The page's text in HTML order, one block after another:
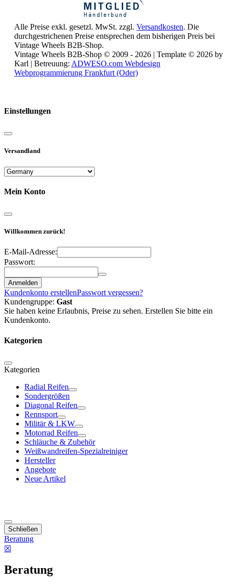
Alle Preise exkl. gesetzl. MwSt. zzgl. Versandkosten. Die
durchgestrichenen Preise entsprechen dem bisherigen Preis bei
Vintage Wheels B2B-Shop.
Vintage Wheels B2B-Shop © 2009 - 2026 | Template © 2026 by
Karl | Betreuung: ADWESO.com Webdesign
Webprogrammierung Frankfurt (Oder)
Einstellungen
Versandland
Mein Konto
Willkommen zurück!
E-Mail-Adresse:
Passwort:
Anmelden
Kundenkonto erstellenPasswort vergessen?
Kundengruppe: Gast
Sie haben keine Erlaubnis, Preise zu sehen. Erstellen Sie bitte ein
Kundenkonto.
Kategorien
Kategorien
Radial Reifen
Sondergrößen
Diagonal Reifen
Rennsport
Militär & LKW
Motorrad Reifen
Schläuche & Zubehör
Weißwandreifen-Spezialreiniger
Hersteller
Angebote
Neue Artikel
Schließen
Beratung
☒
Beratung